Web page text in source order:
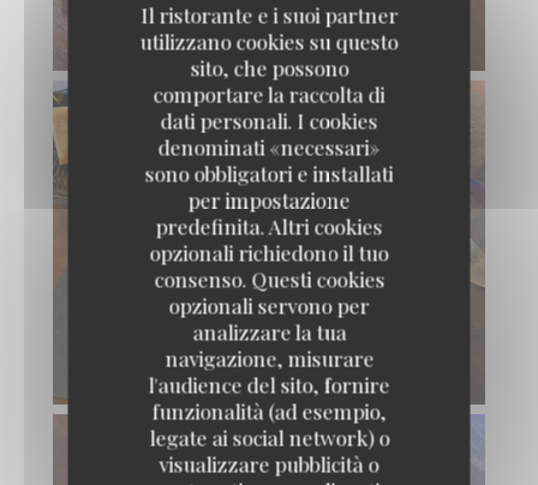
Il ristorante e i suoi partner
utilizzano cookies su questo
sito, che possono
comportare la raccolta di
dati personali. I cookies
denominati «necessari»
sono obbligatori e installati
per impostazione
predefinita. Altri cookies
opzionali richiedono il tuo
consenso. Questi cookies
opzionali servono per
analizzare la tua
navigazione, misurare
l'audience del sito, fornire
funzionalità (ad esempio,
legate ai social network) o
visualizzare pubblicità o